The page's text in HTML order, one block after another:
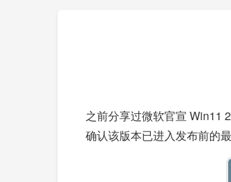
之前分享过微软官宣 Win11
确认该版本已进入发布前的